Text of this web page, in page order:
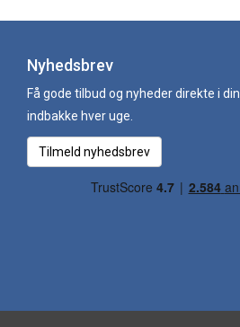
Nyhedsbrev
Få gode tilbud og nyheder direkte i din
indbakke hver uge.
Tilmeld nyhedsbrev